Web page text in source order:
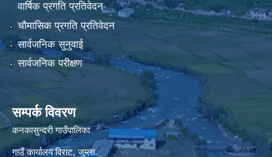
वार्षिक प्रगति प्रतिवेदन
चौमासिक प्रगति प्रतिवेदन
सार्वजनिक सुनुवाई
सार्वजनिक परीक्षण
सम्पर्क विवरण
कनकासुन्दरी गाउँपालिका
गाउँ कार्यालय विराट, जुम्ला